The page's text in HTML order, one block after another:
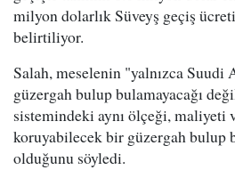
milyon dolarlık Süveyş geçiş
belirtiliyor.
Salah, meselenin "yalnızca Suudi
güzergah bulup bulamayacağı
sistemindeki aynı ölçeği,
koruyabilecek bir güzergah bulup
olduğunu söyledi.